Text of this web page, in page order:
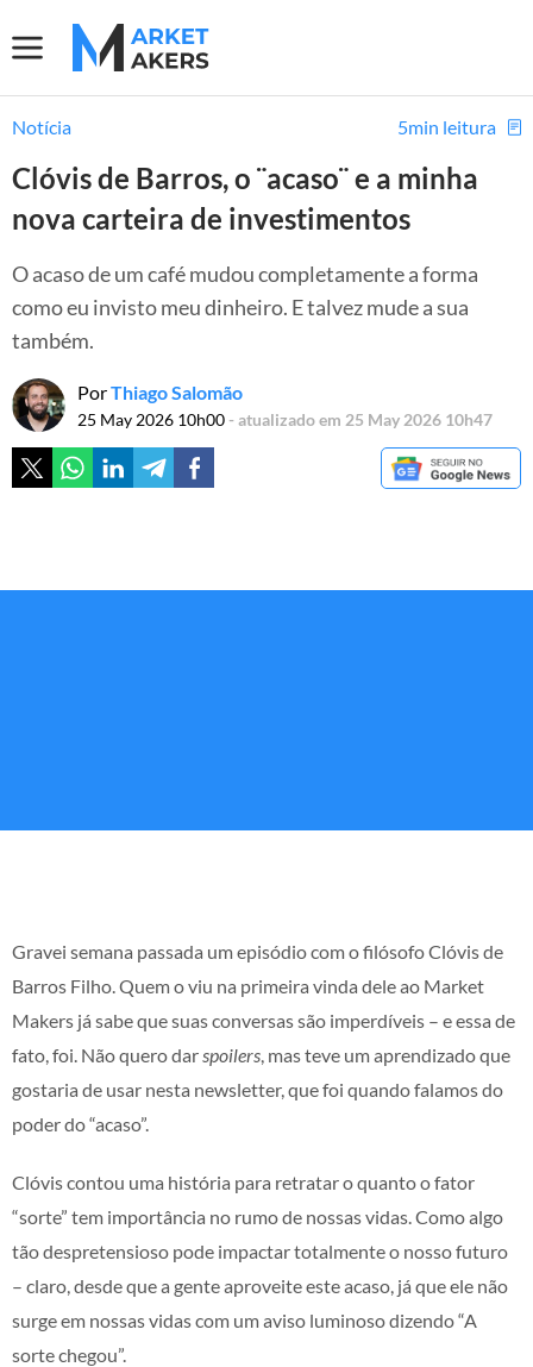
Notícia 5min leitura
Clóvis de Barros, o ¨acaso¨ e a minha
nova carteira de investimentos
O acaso de um café mudou completamente a forma
como eu invisto meu dinheiro. E talvez mude a sua
também.
PorThiago Salomão
25 May 2026 10h00- atualizado em 25 May 2026 10h47
Gravei semana passada um episódio com o filósofo Clóvis de
Barros Filho. Quem o viu na primeira vinda dele ao Market
Makers já sabe que suas conversas são imperdíveis – e essa de
fato, foi. Não quero darspoilers, mas teve um aprendizado que
gostaria de usar nesta newsletter, que foi quando falamos do
poder do “acaso”.
Clóvis contou uma história para retratar o quanto o fator
“sorte” tem importância no rumo de nossas vidas. Como algo
tão despretensioso pode impactar totalmente o nosso futuro
– claro, desde que a gente aproveite este acaso, já que ele não
surge em nossas vidas com um aviso luminoso dizendo “A
sorte chegou”.